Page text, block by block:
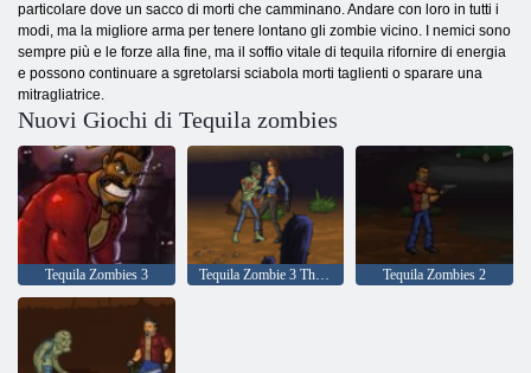
particolare dove un sacco di morti che camminano. Andare con loro in tutti i
modi, ma la migliore arma per tenere lontano gli zombie vicino. I nemici sono
sempre più e le forze alla fine, ma il soffio vitale di tequila rifornire di energia
e possono continuare a sgretolarsi sciabola morti taglienti o sparare una
mitragliatrice.
Nuovi Giochi di Tequila zombies
Tequila Zombies 3 Tequila Zombie 3 Thing a morire Tequila Zombies 2